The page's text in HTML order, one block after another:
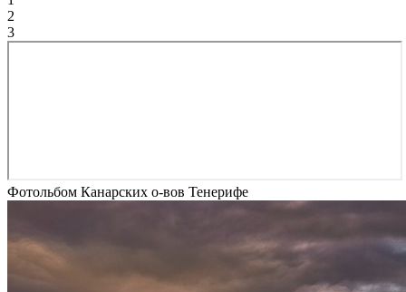
2
3
Фотольбом Канарских о-вов Тенерифе